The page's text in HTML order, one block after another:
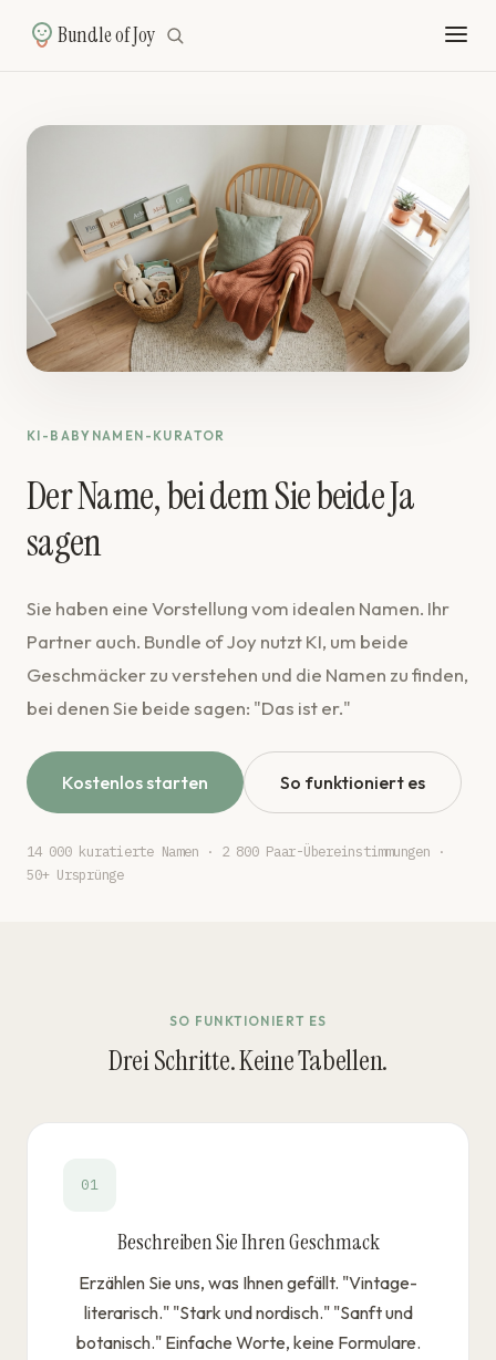
Bundle of Joy
KI-BABYNAMEN-KURATOR
Der Name, bei dem Sie beide Ja
sagen
Sie haben eine Vorstellung vom idealen Namen. Ihr
Partner auch. Bundle of Joy nutzt KI, um beide
Geschmäcker zu verstehen und die Namen zu finden,
bei denen Sie beide sagen: "Das ist er."
Kostenlos starten So funktioniert es
14 000 kuratierte Namen · 2 800 Paar-Übereinstimmungen ·
50+ Ursprünge
SO FUNKTIONIERT ES
Drei Schritte. Keine Tabellen.
01
Beschreiben Sie Ihren Geschmack
Erzählen Sie uns, was Ihnen gefällt. "Vintage-
literarisch." "Stark und nordisch." "Sanft und
botanisch." Einfache Worte, keine Formulare.